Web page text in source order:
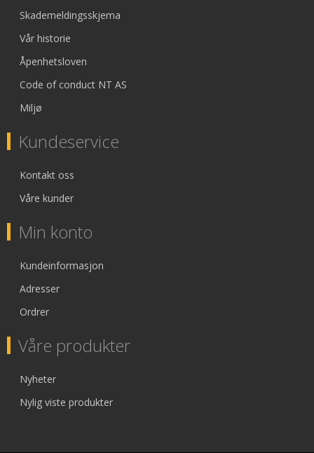
Skademeldingsskjema
Vår historie
Åpenhetsloven
Code of conduct NT AS
Miljø
Kundeservice
Kontakt oss
Våre kunder
Min konto
Kundeinformasjon
Adresser
Ordrer
Våre produkter
Nyheter
Nylig viste produkter